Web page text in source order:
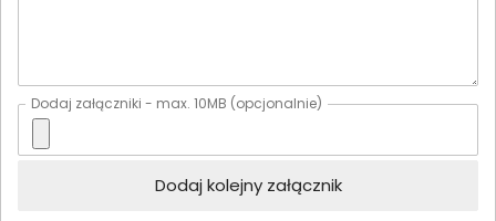
Dodaj załączniki - max. 10MB (opcjonalnie)
Dodaj kolejny załącznik